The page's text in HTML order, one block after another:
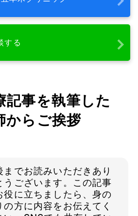
する
記事を執筆した
からご挨拶
までお読みいただきあり
うございます。この記事
役に立ちましたら、身の
の方に内容をお伝えてく